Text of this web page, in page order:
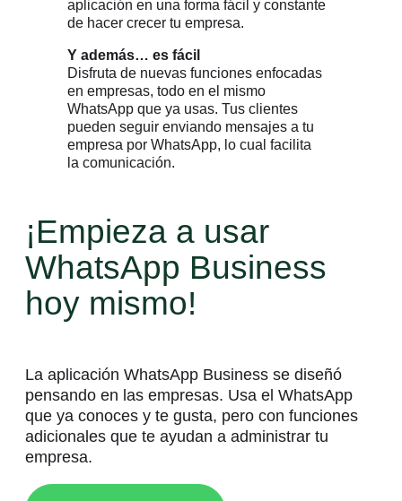
aplicación en una forma fácil y constante
de hacer crecer tu empresa.
Y además… es fácil
Disfruta de nuevas funciones enfocadas
en empresas, todo en el mismo
WhatsApp que ya usas. Tus clientes
pueden seguir enviando mensajes a tu
empresa por WhatsApp, lo cual facilita
la comunicación.
¡Empieza a usar
WhatsApp Business
hoy mismo!
La aplicación WhatsApp Business se diseñó
pensando en las empresas. Usa el WhatsApp
que ya conoces y te gusta, pero con funciones
adicionales que te ayudan a administrar tu
empresa.